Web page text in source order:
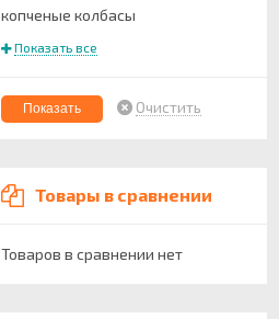
копченые колбасы
Показать все
Очистить
Товары в сравнении
Товаров в сравнении нет